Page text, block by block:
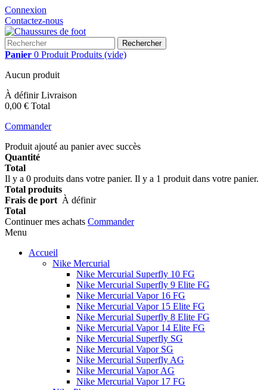
Connexion
Contactez-nous
Rechercher
Panier 0 Produit Produits (vide)
Aucun produit
À définirLivraison
0,00 € Total
Commander
Produit ajouté au panier avec succès
Quantité
Total
Il y a 0 produits dans votre panier. Il y a 1 produit dans votre panier.
Total produits
Frais de port À définir
Total
Continuer mes achats Commander
Menu
Accueil
Nike Mercurial
Nike Mercurial Superfly 10 FG
Nike Mercurial Superfly 9 Elite FG
Nike Mercurial Vapor 16 FG
Nike Mercurial Vapor 15 Elite FG
Nike Mercurial Superfly 8 Elite FG
Nike Mercurial Vapor 14 Elite FG
Nike Mercurial Superfly SG
Nike Mercurial Vapor SG
Nike Mercurial Superfly AG
Nike Mercurial Vapor AG
Nike Mercurial Vapor 17 FG